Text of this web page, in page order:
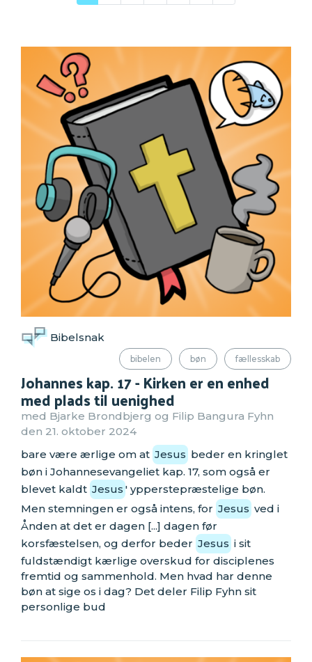
Bibelsnak
bibelen bøn fællesskab
Johannes kap. 17 - Kirken er en enhed
med plads til uenighed
med Bjarke Brondbjerg og Filip Bangura Fyhn
den 21. oktober 2024
bare være ærlige om at Jesus beder en kringlet
bøn i Johannesevangeliet kap. 17, som også er
blevet kaldt Jesus ' ypperstepræstelige bøn.
Men stemningen er også intens, for Jesus ved i
Ånden at det er dagen [...] dagen før
korsfæstelsen, og derfor beder Jesus i sit
fuldstændigt kærlige overskud for disciplenes
fremtid og sammenhold. Men hvad har denne
bøn at sige os i dag? Det deler Filip Fyhn sit
personlige bud